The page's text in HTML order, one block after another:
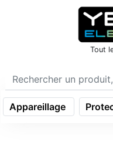
icon menu burger
Tout
Appareillage